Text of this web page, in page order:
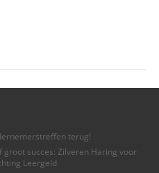
terug!
succes: Zilveren Haring voor
Leergeld